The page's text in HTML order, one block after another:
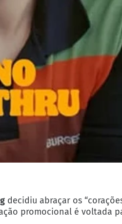
decidiu abraçar os
promocional é voltada